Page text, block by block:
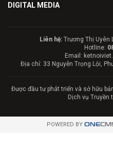
DIGITAL MEDIA
Liên hệ:Trương Thị Uyên
Hotline:
Email:
Địa chỉ: 33 Nguyễn Trọng Lội,
Được đầu tư phát triển và sở hữu
Dịch vụ Truyền
POWERED BY ONE